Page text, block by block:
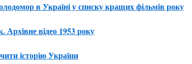
в Україні у списку кращих фільмів року
Архівне відео 1953 року
історію України